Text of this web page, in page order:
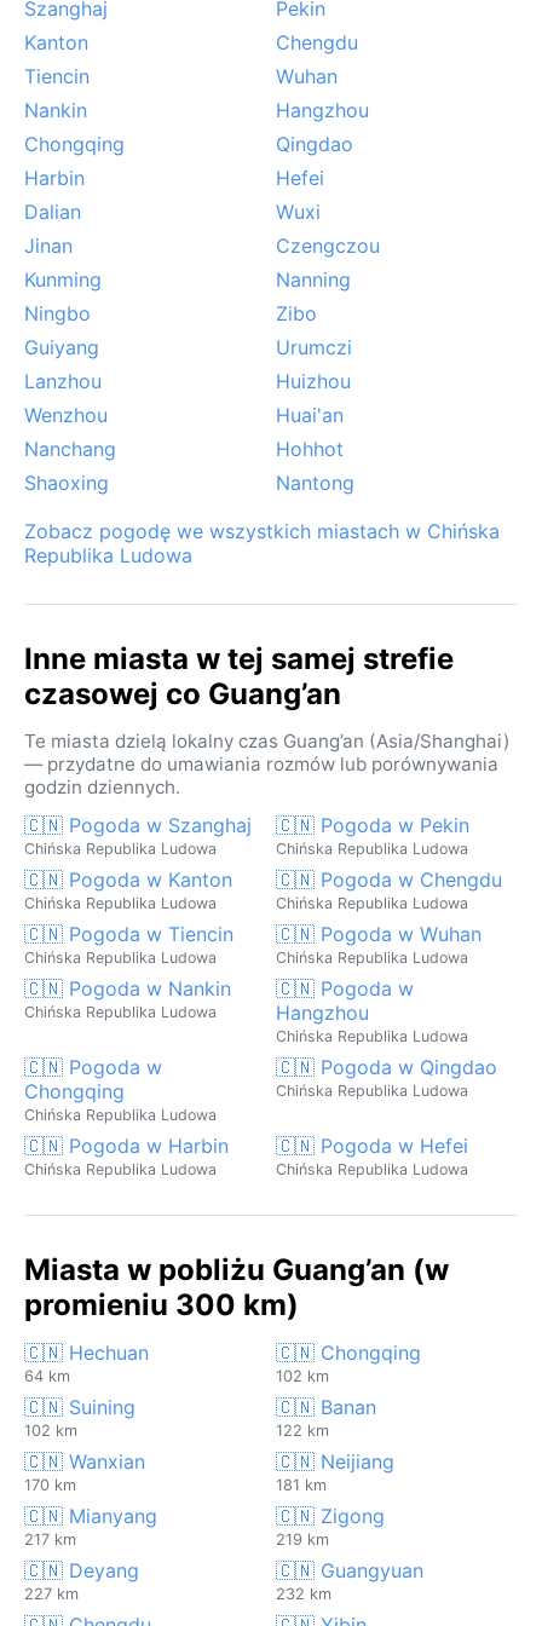
uciążliwa szczególnie wczesną wiosną, ale nadaje
krajobrazowi tajemniczy urok. Sroga zima to rzadkość
– śnieg pojawia się tylko w wyższych partiach
okolicznych wzgórz. Region leży poza pasem
intensywne deszcze, które potrafią podtopić ulice. W
sumie klimat jest łagodny, choć latem trzeba liczyć
się z duchotą.
Szanghaj
Pekin
Kanton
Chengdu
Tiencin
Wuhan
Nankin
Hangzhou
Chongqing
Qingdao
Harbin
Hefei
Dalian
Wuxi
Jinan
Czengczou
Kunming
Nanning
Ningbo
Zibo
Guiyang
Urumczi
Lanzhou
Huizhou
Wenzhou
Huai'an
Nanchang
Hohhot
Shaoxing
Nantong
Zobacz pogodę we wszystkich miastach w Chińska
Republika Ludowa
Inne miasta w tej samej strefie
czasowej co Guang’an
Te miasta dzielą lokalny czas Guang’an (Asia/Shanghai)
— przydatne do umawiania rozmów lub porównywania
godzin dziennych.
🇨🇳 Pogoda w Szanghaj
Chińska Republika Ludowa
🇨🇳 Pogoda w Pekin
Chińska Republika Ludowa
🇨🇳 Pogoda w Kanton
Chińska Republika Ludowa
🇨🇳 Pogoda w Chengdu
Chińska Republika Ludowa
🇨🇳 Pogoda w Tiencin
Chińska Republika Ludowa
🇨🇳 Pogoda w Wuhan
Chińska Republika Ludowa
🇨🇳 Pogoda w Nankin
Chińska Republika Ludowa
🇨🇳 Pogoda w
Hangzhou
Chińska Republika Ludowa
🇨🇳 Pogoda w
Chongqing
Chińska Republika Ludowa
🇨🇳 Pogoda w Qingdao
Chińska Republika Ludowa
🇨🇳 Pogoda w Harbin
Chińska Republika Ludowa
🇨🇳 Pogoda w Hefei
Chińska Republika Ludowa
Miasta w pobliżu Guang’an (w
promieniu 300 km)
🇨🇳 Hechuan
64 km
🇨🇳 Chongqing
102 km
🇨🇳 Suining
102 km
🇨🇳 Banan
122 km
🇨🇳 Wanxian
170 km
🇨🇳 Neijiang
181 km
🇨🇳 Mianyang
217 km
🇨🇳 Zigong
219 km
🇨🇳 Deyang
227 km
🇨🇳 Guangyuan
232 km